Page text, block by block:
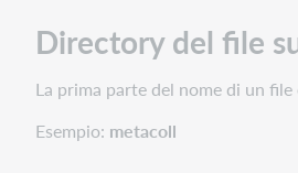
emessi
file
separati
Directory del file
La prima parte del nome di un
Esempio: metacoll